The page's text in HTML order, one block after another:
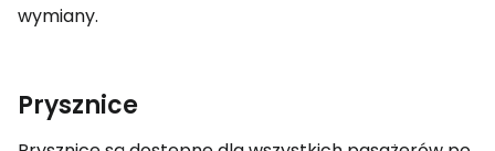
wymiany.
Prysznice